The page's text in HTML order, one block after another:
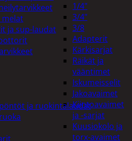
1/4"
3/4"
3/8
Adapterit
Kärkisarjat
Räikät ja
vääntimet
Iskumeisselit
Jakoavaimet
Kiintoavaimet
ja -sarjat
Kuusiokolo ja
torx-avaimet
melat
ja sup-laudat
ja ruokintalaudat